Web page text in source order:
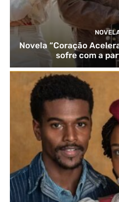
Novela “Coração
sofre com a